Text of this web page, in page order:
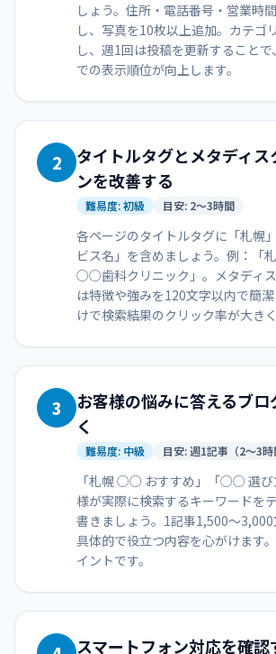
しょう。住所・電話番号・営業時
し、写真を10枚以上追加。カテゴ
し、週1回は投稿を更新すること
での表示順位が向上します。
2
タイトルタグとメタディス
ンを改善する
難易度:初級 目安: 2〜3時間
各ページのタイトルタグに「札幌
ビス名」を含めましょう。例：「
○○歯科クリニック」。メタディ
は特徴や強みを120文字以内で簡
けで検索結果のクリック率が大き
3
お客様の悩みに答えるブロ
く
難易度: 中級 目安:週1記事（2〜3時
「札幌 ○○ おすすめ」「○○ 選び
様が実際に検索するキーワードを
書きましょう。1記事1,500〜3,000
具体的で役立つ内容を心がけます
イントです。
スマートフォン対応を確認